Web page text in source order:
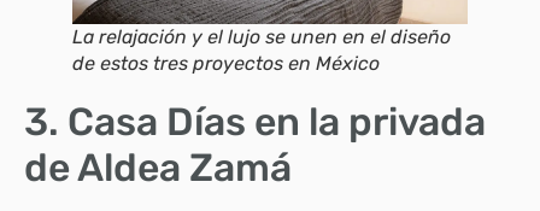
La relajación y el lujo se unen en el diseño
de estos tres proyectos en México
3. Casa Días en la privada
de Aldea Zamá